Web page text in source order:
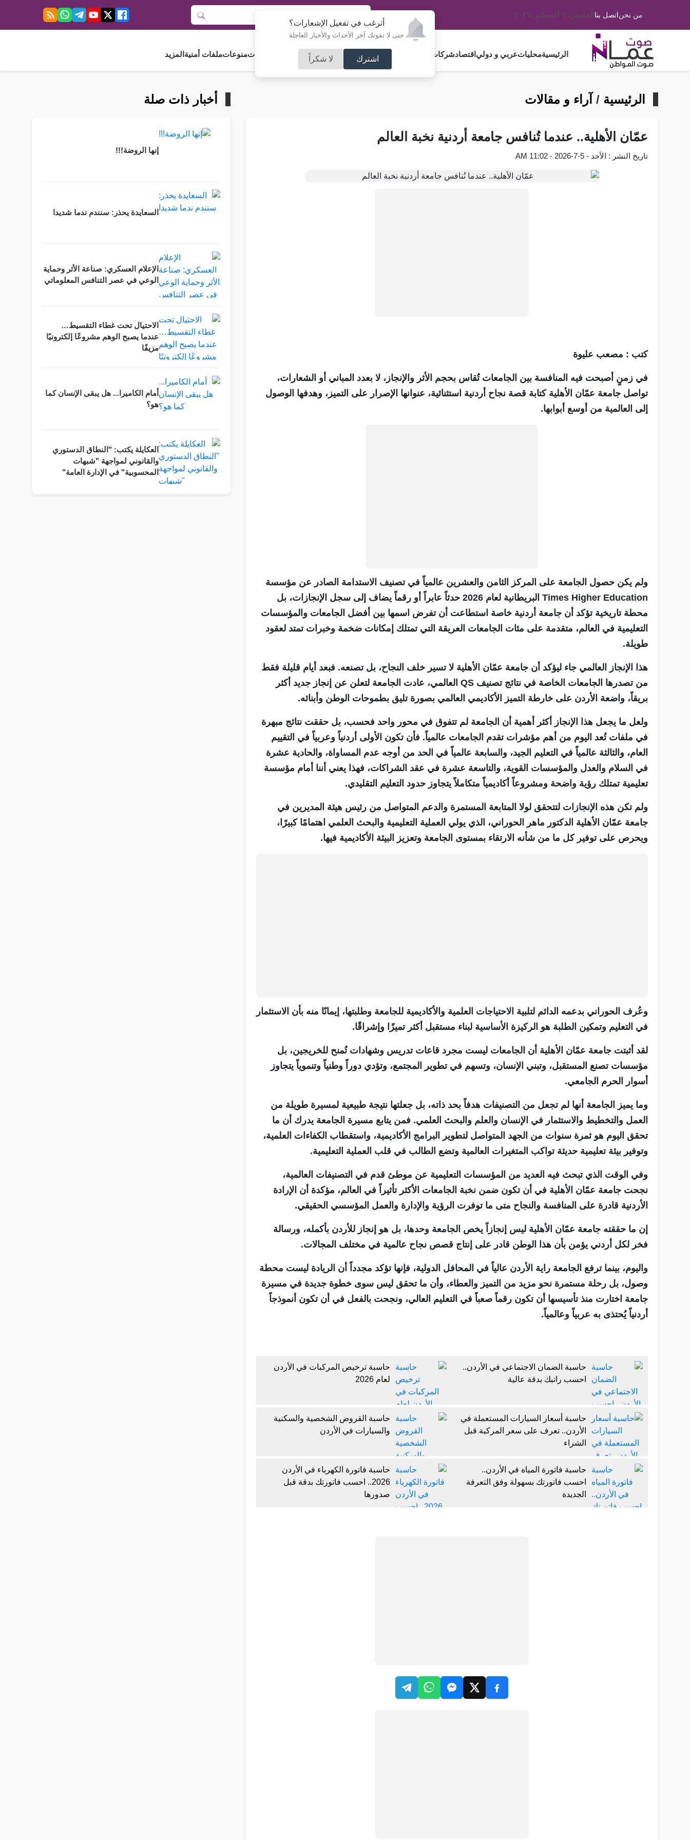
أترغب في تفعيل الإشعارات؟
حتى لا تفوتك آخر الأحداث والأخبار العاجلة
اشترك لا شكراً
من نحناتصل بناالخميس، ٦ أغسطس ٢٠٢٦
الرئيسيةمحلياتعربي و دولي اقتصادشركات و استثمار فلسطين مجلس الأمةرياضة آراء و مقالات جامعاتمنوعاتملفات أمنية المزيد
الرئيسية / آراء و مقالات
عمّان الأهلية.. عندما تُنافس جامعة أردنية نخبة العالم
تاريخ النشر : الأحد - 5-7-2026 - 11:02 AM
كتب : مصعب عليوة
في زمنٍ أصبحت فيه المنافسة بين الجامعات تُقاس بحجم الأثر والإنجاز، لا بعدد المباني أو الشعارات،
تواصل جامعة عمّان الأهلية كتابة قصة نجاح أردنية استثنائية، عنوانها الإصرار على التميز، وهدفها الوصول
إلى العالمية من أوسع أبوابها.
ولم يكن حصول الجامعة على المركز الثامن والعشرين عالمياً في تصنيف الاستدامة الصادر عن مؤسسة
Times Higher Education البريطانية لعام 2026 حدثاً عابراً أو رقماً يضاف إلى سجل الإنجازات، بل
محطة تاريخية تؤكد أن جامعة أردنية خاصة استطاعت أن تفرض اسمها بين أفضل الجامعات والمؤسسات
التعليمية في العالم، متقدمة على مئات الجامعات العريقة التي تمتلك إمكانات ضخمة وخبرات تمتد لعقود
طويلة.
هذا الإنجاز العالمي جاء ليؤكد أن جامعة عمّان الأهلية لا تسير خلف النجاح، بل تصنعه. فبعد أيام قليلة فقط
من تصدرها الجامعات الخاصة في نتائج تصنيف QS العالمي، عادت الجامعة لتعلن عن إنجاز جديد أكثر
بريقاً، واضعة الأردن على خارطة التميز الأكاديمي العالمي بصورة تليق بطموحات الوطن وأبنائه.
ولعل ما يجعل هذا الإنجاز أكثر أهمية أن الجامعة لم تتفوق في محور واحد فحسب، بل حققت نتائج مبهرة
في ملفات تُعد اليوم من أهم مؤشرات تقدم الجامعات عالمياً. فأن تكون الأولى أردنياً وعربياً في التقييم
العام، والثالثة عالمياً في التعليم الجيد، والسابعة عالمياً في الحد من أوجه عدم المساواة، والحادية عشرة
في السلام والعدل والمؤسسات القوية، والتاسعة عشرة في عقد الشراكات، فهذا يعني أننا أمام مؤسسة
تعليمية تمتلك رؤية واضحة ومشروعاً أكاديمياً متكاملاً يتجاوز حدود التعليم التقليدي.
ولم تكن هذه الإنجازات لتتحقق لولا المتابعة المستمرة والدعم المتواصل من رئيس هيئة المديرين في
جامعة عمّان الأهلية الدكتور ماهر الحوراني، الذي يولي العملية التعليمية والبحث العلمي اهتمامًا كبيرًا،
ويحرص على توفير كل ما من شأنه الارتقاء بمستوى الجامعة وتعزيز البيئة الأكاديمية فيها.
وعُرف الحوراني بدعمه الدائم لتلبية الاحتياجات العلمية والأكاديمية للجامعة وطلبتها، إيمانًا منه بأن الاستثمار
في التعليم وتمكين الطلبة هو الركيزة الأساسية لبناء مستقبل أكثر تميزًا وإشراقًا.
لقد أثبتت جامعة عمّان الأهلية أن الجامعات ليست مجرد قاعات تدريس وشهادات تُمنح للخريجين، بل
مؤسسات تصنع المستقبل، وتبني الإنسان، وتسهم في تطوير المجتمع، وتؤدي دوراً وطنياً وتنموياً يتجاوز
أسوار الحرم الجامعي.
وما يميز الجامعة أنها لم تجعل من التصنيفات هدفاً بحد ذاته، بل جعلتها نتيجة طبيعية لمسيرة طويلة من
العمل والتخطيط والاستثمار في الإنسان والعلم والبحث العلمي. فمن يتابع مسيرة الجامعة يدرك أن ما
تحقق اليوم هو ثمرة سنوات من الجهد المتواصل لتطوير البرامج الأكاديمية، واستقطاب الكفاءات العلمية،
وتوفير بيئة تعليمية حديثة تواكب المتغيرات العالمية وتضع الطالب في قلب العملية التعليمية.
وفي الوقت الذي تبحث فيه العديد من المؤسسات التعليمية عن موطئ قدم في التصنيفات العالمية،
نجحت جامعة عمّان الأهلية في أن تكون ضمن نخبة الجامعات الأكثر تأثيراً في العالم، مؤكدة أن الإرادة
الأردنية قادرة على المنافسة والنجاح متى ما توفرت الرؤية والإدارة والعمل المؤسسي الحقيقي.
إن ما حققته جامعة عمّان الأهلية ليس إنجازاً يخص الجامعة وحدها، بل هو إنجاز للأردن بأكمله، ورسالة
فخر لكل أردني يؤمن بأن هذا الوطن قادر على إنتاج قصص نجاح عالمية في مختلف المجالات.
واليوم، بينما ترفع الجامعة راية الأردن عالياً في المحافل الدولية، فإنها تؤكد مجدداً أن الريادة ليست محطة
وصول، بل رحلة مستمرة نحو مزيد من التميز والعطاء، وأن ما تحقق ليس سوى خطوة جديدة في مسيرة
جامعة اختارت منذ تأسيسها أن تكون رقماً صعباً في التعليم العالي، ونجحت بالفعل في أن تكون أنموذجاً
أردنياً يُحتذى به عربياً وعالمياً.
حاسبة الضمان الاجتماعي في الأردن..
احسب راتبك بدقة عالية
حاسبة ترخيص المركبات في الأردن
لعام 2026
حاسبة أسعار السيارات المستعملة في
الأردن.. تعرف على سعر المركبة قبل
الشراء
حاسبة القروض الشخصية والسكنية
والسيارات في الأردن
حاسبة فاتورة المياه في الأردن..
احسب فاتورتك بسهولة وفق التعرفة
الجديدة
حاسبة فاتورة الكهرباء في الأردن
2026.. احسب فاتورتك بدقة قبل
صدورها
أخبار ذات صلة
إنها الروضة!!!
السعايدة يحذر: سنندم ندما شديدا
الإعلام العسكري: صناعة الأثر وحماية
الوعي في عصر التنافس المعلوماتي
الاحتيال تحت غطاء التقسيط…
عندما يصبح الوهم مشروعًا إلكترونيًا
مزيفًا
أمام الكاميرا... هل يبقى الإنسان كما
هو؟
العكايلة يكتب: "النطاق الدستوري
والقانوني لمواجهة "شبهات
المحسوبية" في الإدارة العامة"